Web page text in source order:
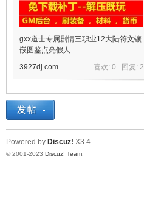
淘
gxx道士专属剧情三职业12大陆符文镶
嵌图鉴点亮假人
喜欢: 0 回复: 2
3927dj.com
Powered by Discuz! X3.4
© 2001-2023 Discuz! Team.